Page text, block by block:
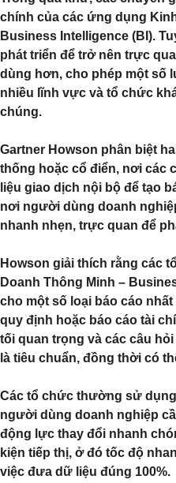
chính của các ứng dụng
Business Intelligence (BI).
phát triển để trở nên trực
dùng hơn, cho phép một số
nhiều lĩnh vực và tổ chức
chúng.
Gartner Howson phân biệt
thống hoặc cổ điển, nơi các
liệu giao dịch nội bộ để tạo
nơi người dùng doanh
nhanh nhẹn, trực quan để
Howson giải thích rằng các
Doanh Thông Minh –
cho một số loại báo cáo
quy định hoặc báo cáo tài
tối quan trọng và các câu
là tiêu chuẩn, đồng thời có
Các tổ chức thường sử
người dùng doanh nghiệp
động lực thay đổi nhanh
kiện tiếp thị, ở đó tốc độ
việc đưa dữ liệu đúng 100%.